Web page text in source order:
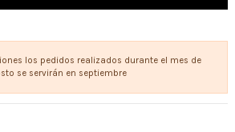
los pedidos realizados durante el mes de
se servirán en septiembre